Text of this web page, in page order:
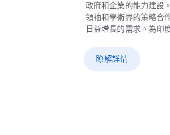
政府​和​企業​的​能力​建設
領袖​和​學術界​的​策略​合
日益​增長​的​需求。​為​印
瞭解​詳情